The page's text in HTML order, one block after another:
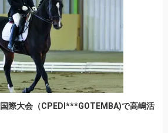
際大会（CPEDI***GOTEMBA)で高嶋活